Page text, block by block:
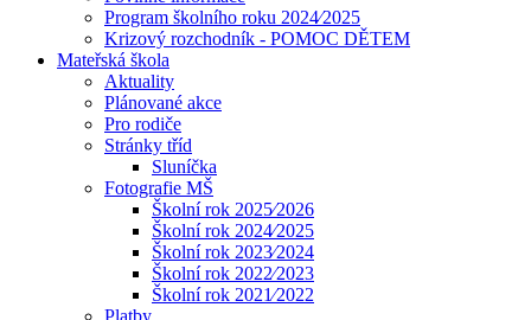
Program školního roku 2024⁄2025
Krizový rozchodník - POMOC DĚTEM
Mateřská škola
Aktuality
Plánované akce
Pro rodiče
Stránky tříd
Sluníčka
Fotografie MŠ
Školní rok 2025⁄2026
Školní rok 2024⁄2025
Školní rok 2023⁄2024
Školní rok 2022⁄2023
Školní rok 2021⁄2022
Platby